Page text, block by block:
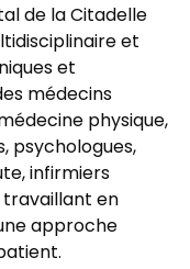
de la Citadelle
et
et
médecins
physique,
psychologues,
infirmiers
travaillant en
approche